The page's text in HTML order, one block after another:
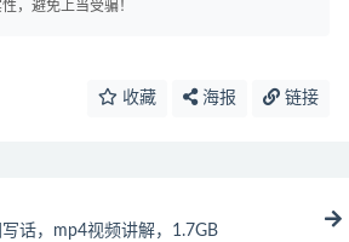
，避免上当受骗！
收藏 海报 链接
话，mp4视频讲解，1.7GB